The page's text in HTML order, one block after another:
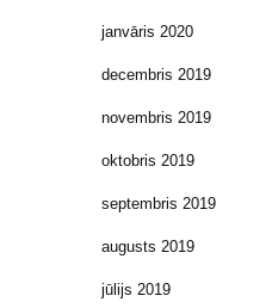
janvāris 2020
decembris 2019
novembris 2019
oktobris 2019
septembris 2019
augusts 2019
jūlijs 2019